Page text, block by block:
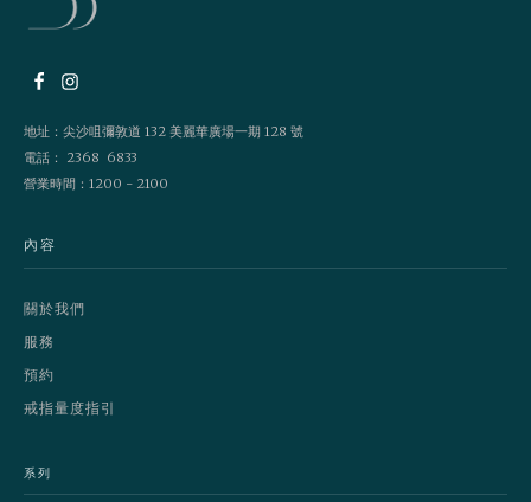
地址：尖沙咀彌敦道 132 美麗華廣場一期 128 號
電話： 2368 6833
營業時間：1200 - 2100
內容
關於我們
服務
預約
戒指量度指引
系列